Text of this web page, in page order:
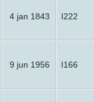
4 jan 1843 I222
9 jun 1956 I166